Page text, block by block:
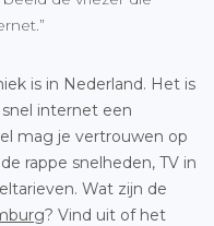
is in Nederland. Het is
internet een
mag je vertrouwen op
rappe snelheden, TV in
Wat zijn de
? Vind uit of het